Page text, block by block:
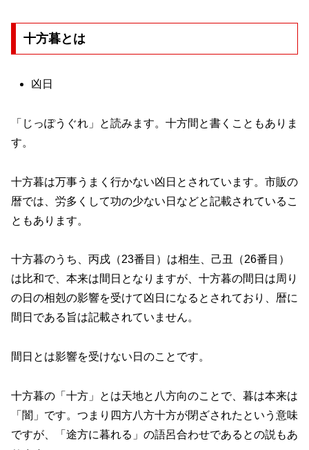
十方暮とは
凶日
「じっぽうぐれ」と読みます。十方間と書くこともありま
す。
十方暮は万事うまく行かない凶日とされています。市販の
暦では、労多くして功の少ない日などと記載されているこ
ともあります。
十方暮のうち、丙戌（23番目）は相生、己丑（26番目）
は比和で、本来は間日となりますが、十方暮の間日は周り
の日の相剋の影響を受けて凶日になるとされており、暦に
間日である旨は記載されていません。
間日とは影響を受けない日のことです。
十方暮の「十方」とは天地と八方向のことで、暮は本来は
「闇」です。つまり四方八方十方が閉ざされたという意味
ですが、「途方に暮れる」の語呂合わせであるとの説もあ